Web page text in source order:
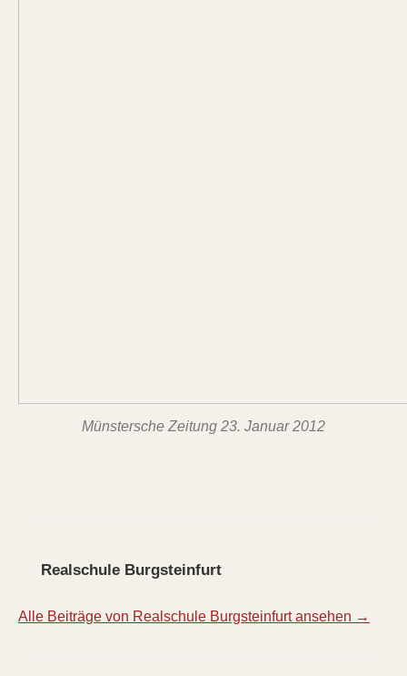
Münstersche Zeitung 23. Januar 2012
Realschule Burgsteinfurt
Alle Beiträge von Realschule Burgsteinfurt ansehen →